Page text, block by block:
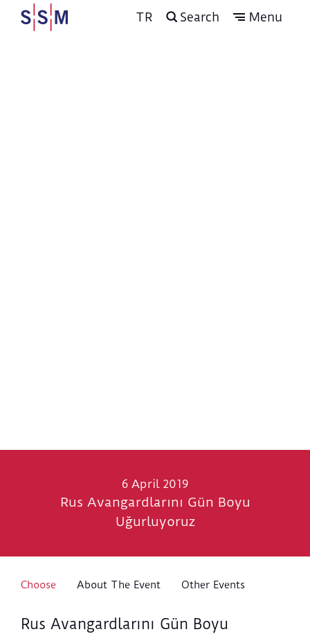
TR Search Menu
6 April 2019
Rus Avangardlarını Gün Boyu
Uğurluyoruz
Choose About The Event Other Events
Rus Avangardlarını Gün Boyu